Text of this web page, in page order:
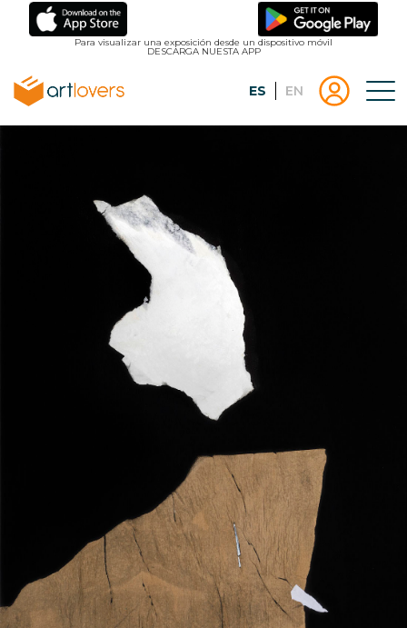
Pasar
principal
Para visualizar una exposición desde un dispositivo móvil
DESCARGA NUESTA APP
Menu
EspañolEnglish
Menu
|